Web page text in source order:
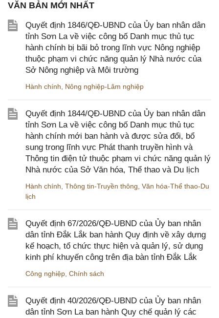
VĂN BẢN MỚI NHẤT
Quyết định 1846/QĐ-UBND của Ủy ban nhân dân
tỉnh Sơn La về việc công bố Danh mục thủ tục
hành chính bị bãi bỏ trong lĩnh vực Nông nghiệp
thuộc phạm vi chức năng quản lý Nhà nước của
Sở Nông nghiệp và Môi trường
Hành chính, Nông nghiệp-Lâm nghiệp
Quyết định 1844/QĐ-UBND của Ủy ban nhân dân
tỉnh Sơn La về việc công bố Danh mục thủ tục
hành chính mới ban hành và được sửa đổi, bổ
sung trong lĩnh vực Phát thanh truyền hình và
Thông tin điện tử thuộc phạm vi chức năng quản lý
Nhà nước của Sở Văn hóa, Thể thao và Du lịch
Hành chính, Thông tin-Truyền thông, Văn hóa-Thể thao-Du
lịch
Quyết định 67/2026/QĐ-UBND của Ủy ban nhân
dân tỉnh Đắk Lắk ban hành Quy định về xây dựng
kế hoạch, tổ chức thực hiện và quản lý, sử dụng
kinh phí khuyến công trên địa bàn tỉnh Đắk Lắk
Công nghiệp, Chính sách
Quyết định 40/2026/QĐ-UBND của Ủy ban nhân
dân tỉnh Sơn La ban hành Quy chế quản lý các